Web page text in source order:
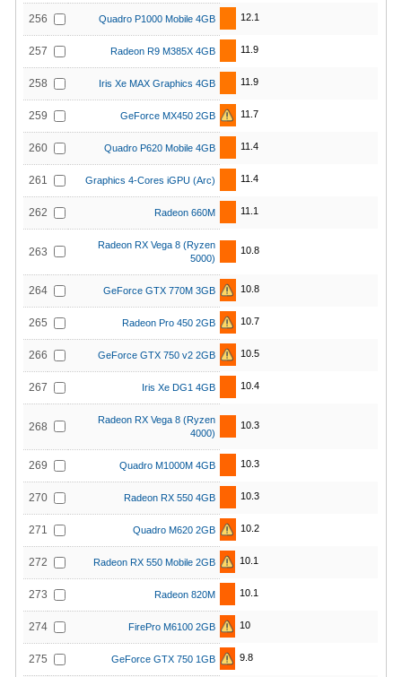
256 Quadro P1000 Mobile 4GB 12.1
257 Radeon R9 M385X 4GB 11.9
258 Iris Xe MAX Graphics 4GB 11.9
259 GeForce MX450 2GB 11.7
260 Quadro P620 Mobile 4GB 11.4
261 Graphics 4-Cores iGPU (Arc) 11.4
262 Radeon 660M 11.1
263
Radeon RX Vega 8 (Ryzen
5000)
10.8
264 GeForce GTX 770M 3GB 10.8
265 Radeon Pro 450 2GB 10.7
266 GeForce GTX 750 v2 2GB 10.5
267 Iris Xe DG1 4GB 10.4
268
Radeon RX Vega 8 (Ryzen
4000)
10.3
269 Quadro M1000M 4GB 10.3
270 Radeon RX 550 4GB 10.3
271 Quadro M620 2GB 10.2
272 Radeon RX 550 Mobile 2GB 10.1
273 Radeon 820M 10.1
274 FirePro M6100 2GB 10
275 GeForce GTX 750 1GB 9.8